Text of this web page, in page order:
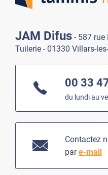
JAM Difus - 587 rue
Tuilerie - 01330 Villars-
00 33
du lundi au
Contactez
pare-mail